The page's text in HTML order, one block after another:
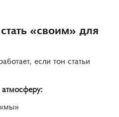
«своим» для
если тон статьи